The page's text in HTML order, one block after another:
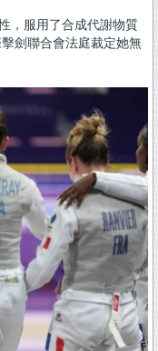
，服用了合成代謝物質
劍聯合會法庭裁定她無